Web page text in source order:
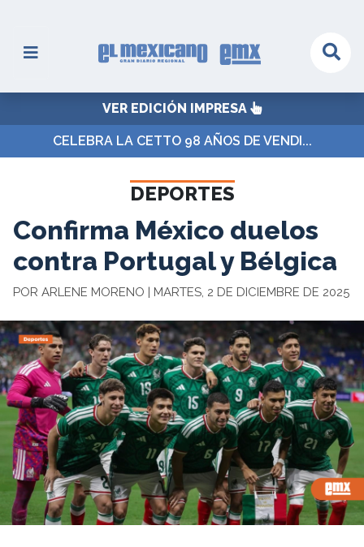
VER EDICIÓN IMPRESA
CELEBRA LA CETTO 98 AÑOS DE VENDI...
DEPORTES
Confirma México duelos
contra Portugal y Bélgica
POR ARLENE MORENO | MARTES, 2 DE DICIEMBRE DE 2025